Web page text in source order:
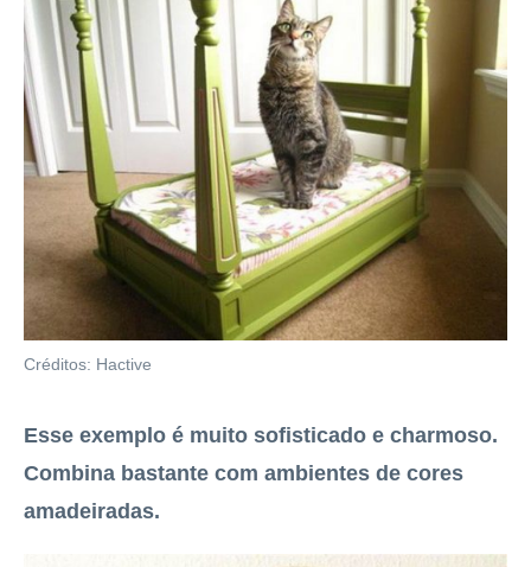
Créditos: Hactive
Esse exemplo é muito sofisticado e charmoso.
Combina bastante com ambientes de cores
amadeiradas.